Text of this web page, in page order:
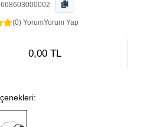
(0) YorumYorum Yap
0,00 TL